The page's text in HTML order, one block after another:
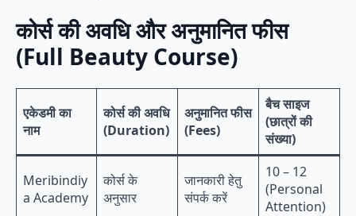
कोर्स की अवधि और अनुमानित फीस
(Full Beauty Course)
एकेडमी का
नाम
कोर्स की अवधि
(Duration)
अनुमानित फीस
(Fees)
बैच साइज
(छात्रों की
संख्या)
Meribindiy
a Academy
कोर्स के
अनुसार
जानकारी हेतु
संपर्क करें
10 – 12
(Personal
Attention)